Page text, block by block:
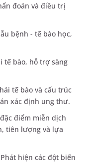
đoán và điều trị
bệnh - tế bào học,
tế bào, hỗ trợ sàng
tế bào và cấu trúc
xác định ung thư.
điểm miễn dịch
tiên lượng và lựa
hiện các đột biến